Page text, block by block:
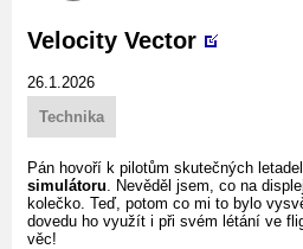
Velocity Vector
26.1.2026
Technika
Pán hovoří k pilotům skutečných
simulátoru . Nevěděl jsem, co na
kolečko. Teď, potom co mi to bylo
dovedu ho využít i při svém létání ve
věc!